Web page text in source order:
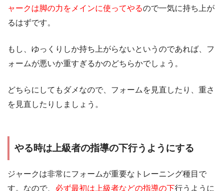
ャークは脚の力をメインに使ってやるので一気に持ち上が
るはずです。
もし、ゆっくりしか持ち上がらないというのであれば、フ
ォームが悪いか重すぎるかのどちらかでしょう。
どちらにしてもダメなので、フォームを見直したり、重さ
を見直したりしましょう。
やる時は上級者の指導の下行うようにする
ジャークは非常にフォームが重要なトレーニング種目で
す。なので、 必ず最初は上級者などの指導の下行うように